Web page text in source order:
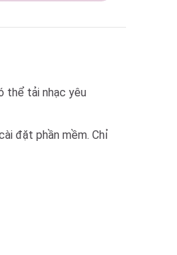
thể tải nhạc yêu
đặt phần mềm. Chỉ